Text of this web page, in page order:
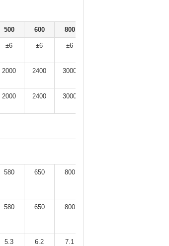
500 600 800
±6 ±6 ±6
2000 2400 3000
2000 2400 3000
580 650 800
580 650 800
5.3 6.2 7.1